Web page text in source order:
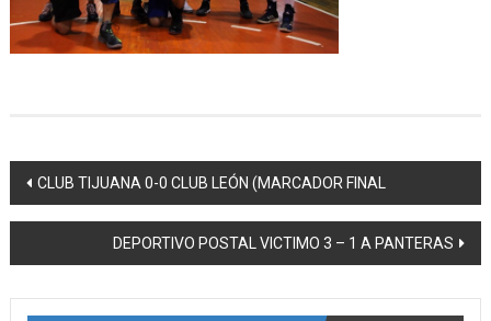
Navegación
de
entrada
CLUB TIJUANA 0-0 CLUB LEÓN (MARCADOR FINAL
DEPORTIVO POSTAL VICTIMO 3 – 1 A PANTERAS